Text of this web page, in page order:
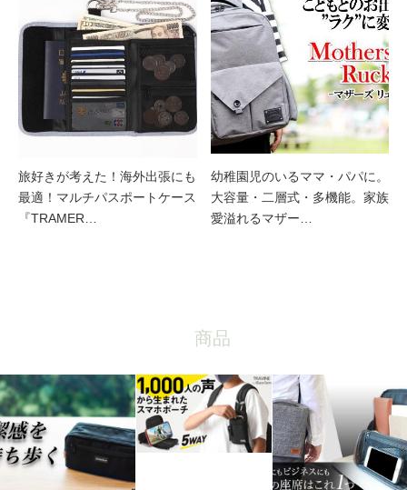
旅好きが考えた！海外出張にも
最適！マルチパスポートケース
『TRAMER…
幼稚園児のいるママ・パパに。
大容量・二層式・多機能。家族
愛溢れるマザー…
商品